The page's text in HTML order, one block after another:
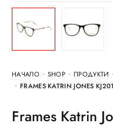
НАЧАЛО SHOP ПРОДУКТИ
FRAMES KATRIN JONES
Frames Katrin